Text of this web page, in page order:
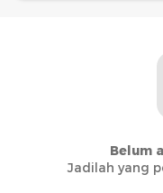
Belum
Jadilah yang